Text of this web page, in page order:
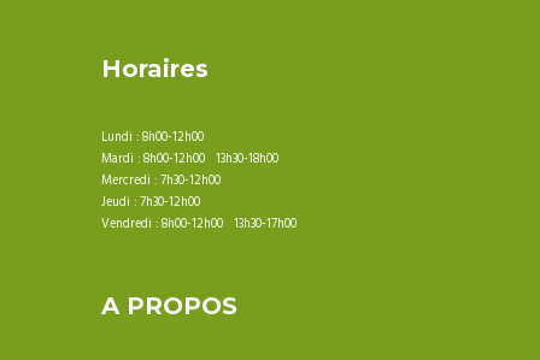
Horaires
Lundi : 8h00-12h00
Mardi : 8h00-12h00 13h30-18h00
Mercredi : 7h30-12h00
Jeudi : 7h30-12h00
Vendredi : 8h00-12h00 13h30-17h00
A PROPOS